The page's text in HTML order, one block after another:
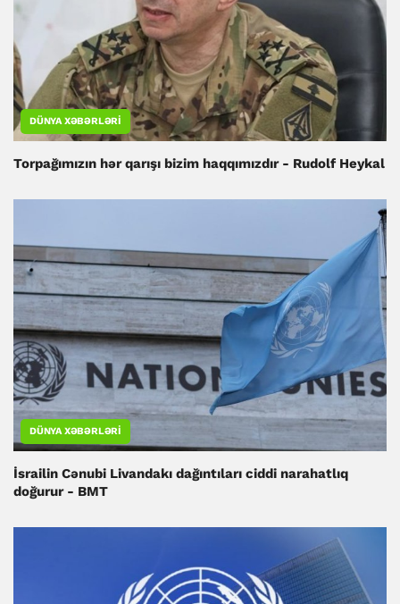
DÜNYA XƏBƏRLƏRI
Torpağımızın hər qarışı bizim haqqımızdır - Rudolf Heykal
DÜNYA XƏBƏRLƏRI
İsrailin Cənubi Livandakı dağıntıları ciddi narahatlıq
doğurur - BMT